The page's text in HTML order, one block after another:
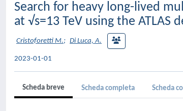
Search for heavy long-lived
at √s=13 TeV using the ATLAS
Cristoforetti M.; Di Luca, A.
2023-01-01
Scheda breve Scheda completa Scheda